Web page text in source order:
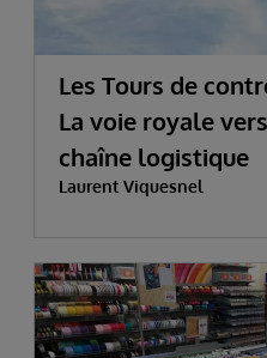
Les Tours de
La voie royale
chaîne logistique
Laurent Viquesnel